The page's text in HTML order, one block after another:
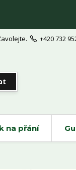
+420 732
na přání